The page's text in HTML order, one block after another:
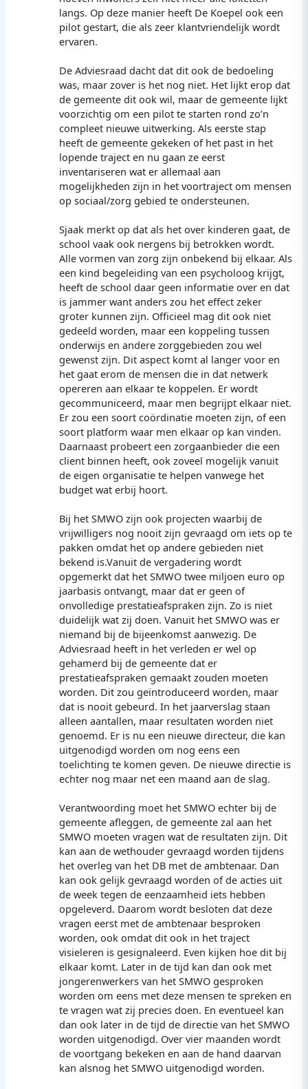
langs. Op deze manier heeft De Koepel ook een
pilot gestart, die als zeer klantvriendelijk wordt
ervaren.
De Adviesraad dacht dat dit ook de bedoeling
was, maar zover is het nog niet. Het lijkt erop dat
de gemeente dit ook wil, maar de gemeente lijkt
voorzichtig om een pilot te starten rond zo’n
compleet nieuwe uitwerking. Als eerste stap
heeft de gemeente gekeken of het past in het
lopende traject en nu gaan ze eerst
inventariseren wat er allemaal aan
mogelijkheden zijn in het voortraject om mensen
op sociaal/zorg gebied te ondersteunen.
Sjaak merkt op dat als het over kinderen gaat, de
school vaak ook nergens bij betrokken wordt.
Alle vormen van zorg zijn onbekend bij elkaar. Als
een kind begeleiding van een psycholoog krijgt,
heeft de school daar geen informatie over en dat
is jammer want anders zou het effect zeker
groter kunnen zijn. Officieel mag dit ook niet
gedeeld worden, maar een koppeling tussen
onderwijs en andere zorggebieden zou wel
gewenst zijn. Dit aspect komt al langer voor en
het gaat erom de mensen die in dat netwerk
opereren aan elkaar te koppelen. Er wordt
gecommuniceerd, maar men begrijpt elkaar niet.
Er zou een soort coördinatie moeten zijn, of een
soort platform waar men elkaar op kan vinden.
Daarnaast probeert een zorgaanbieder die een
client binnen heeft, ook zoveel mogelijk vanuit
de eigen organisatie te helpen vanwege het
budget wat erbij hoort.
Bij het SMWO zijn ook projecten waarbij de
vrijwilligers nog nooit zijn gevraagd om iets op te
pakken omdat het op andere gebieden niet
bekend is.Vanuit de vergadering wordt
opgemerkt dat het SMWO twee miljoen euro op
jaarbasis ontvangt, maar dat er geen of
onvolledige prestatieafspraken zijn. Zo is niet
duidelijk wat zij doen. Vanuit het SMWO was er
niemand bij de bijeenkomst aanwezig. De
Adviesraad heeft in het verleden er wel op
gehamerd bij de gemeente dat er
prestatieafspraken gemaakt zouden moeten
worden. Dit zou geïntroduceerd worden, maar
dat is nooit gebeurd. In het jaarverslag staan
alleen aantallen, maar resultaten worden niet
genoemd. Er is nu een nieuwe directeur, die kan
uitgenodigd worden om nog eens een
toelichting te komen geven. De nieuwe directie is
echter nog maar net een maand aan de slag.
Verantwoording moet het SMWO echter bij de
gemeente afleggen, de gemeente zal aan het
SMWO moeten vragen wat de resultaten zijn. Dit
kan aan de wethouder gevraagd worden tijdens
het overleg van het DB met de ambtenaar. Dan
kan ook gelijk gevraagd worden of de acties uit
de week tegen de eenzaamheid iets hebben
opgeleverd. Daarom wordt besloten dat deze
vragen eerst met de ambtenaar besproken
worden, ook omdat dit ook in het traject
visieleren is gesignaleerd. Even kijken hoe dit bij
elkaar komt. Later in de tijd kan dan ook met
jongerenwerkers van het SMWO gesproken
worden om eens met deze mensen te spreken en
te vragen wat zij precies doen. En eventueel kan
dan ook later in de tijd de directie van het SMWO
worden uitgenodigd. Over vier maanden wordt
de voortgang bekeken en aan de hand daarvan
kan alsnog het SMWO uitgenodigd worden.